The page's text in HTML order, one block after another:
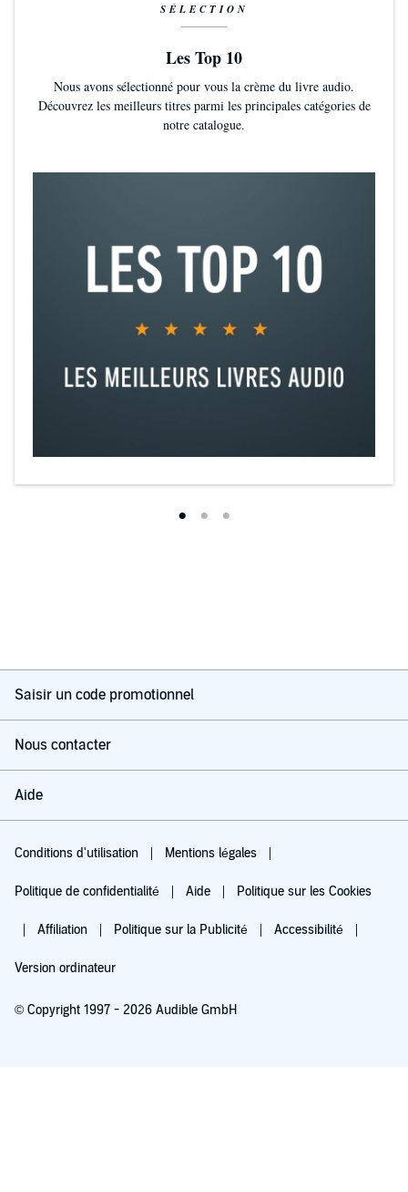
SÉLECTION
Les Top 10
Nous avons sélectionné pour vous la crème du livre audio.
Découvrez les meilleurs titres parmi les principales catégories de
notre catalogue.
Saisir un code promotionnel
Nous contacter
Aide
Conditions d'utilisation Mentions légales
Politique de confidentialité Aide Politique sur les Cookies
Affiliation Politique sur la Publicité Accessibilité
Version ordinateur
© Copyright 1997 - 2026 Audible GmbH